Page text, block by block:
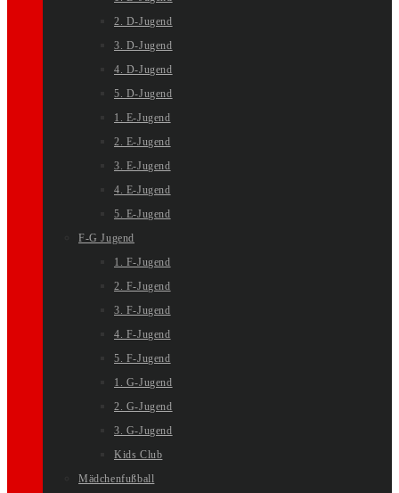
2. D-Jugend
3. D-Jugend
4. D-Jugend
5. D-Jugend
1. E-Jugend
2. E-Jugend
3. E-Jugend
4. E-Jugend
5. E-Jugend
F-G Jugend
1. F-Jugend
2. F-Jugend
3. F-Jugend
4. F-Jugend
5. F-Jugend
1. G-Jugend
2. G-Jugend
3. G-Jugend
Kids Club
Mädchenfußball